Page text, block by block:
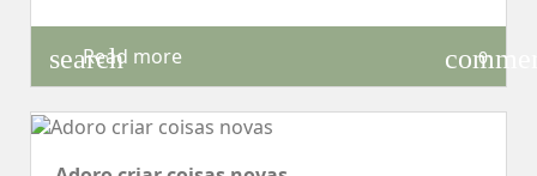
search
Read more 0